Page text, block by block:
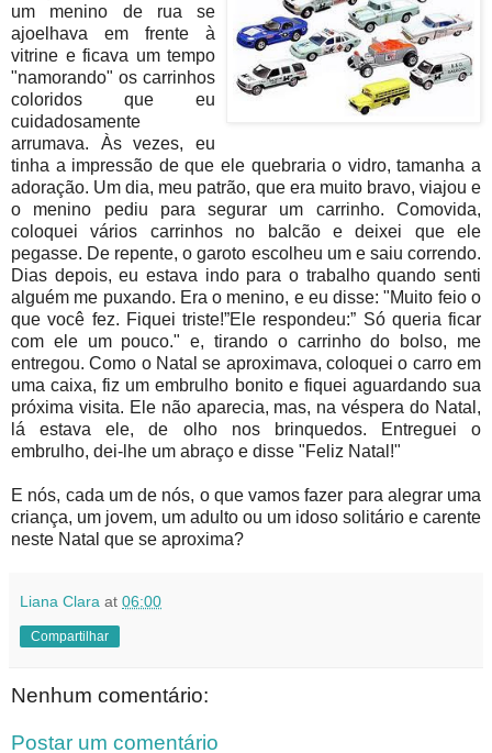
um menino de rua se
ajoelhava em frente à
vitrine e ficava um tempo
"namorando" os carrinhos
coloridos que eu
cuidadosamente
arrumava. Às vezes, eu
tinha a impressão de que ele quebraria o vidro, tamanha a
adoração. Um dia, meu patrão, que era muito bravo, viajou e
o menino pediu para segurar um carrinho. Comovida,
coloquei vários carrinhos no balcão e deixei que ele
pegasse. De repente, o garoto escolheu um e saiu correndo.
Dias depois, eu estava indo para o trabalho quando senti
alguém me puxando. Era o menino, e eu disse: "Muito feio o
que você fez. Fiquei triste!”Ele respondeu:” Só queria ficar
com ele um pouco." e, tirando o carrinho do bolso, me
entregou. Como o Natal se aproximava, coloquei o carro em
uma caixa, fiz um embrulho bonito e fiquei aguardando sua
próxima visita. Ele não aparecia, mas, na véspera do Natal,
lá estava ele, de olho nos brinquedos. Entreguei o
embrulho, dei-lhe um abraço e disse "Feliz Natal!"
E nós, cada um de nós, o que vamos fazer para alegrar uma
criança, um jovem, um adulto ou um idoso solitário e carente
neste Natal que se aproxima?
Liana Clara at 06:00
Compartilhar
Nenhum comentário:
Postar um comentário